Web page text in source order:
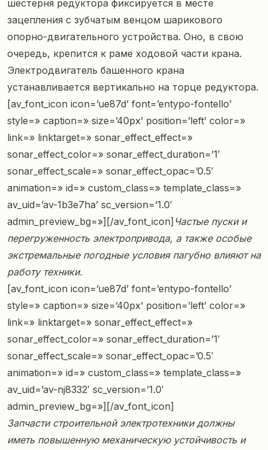
шестерня редуктора фиксируется в месте
зацепления с зубчатым венцом шарикового
опорно-двигательного устройства. Оно, в свою
очередь, крепится к раме ходовой части крана.
Электродвигатель башенного крана
устанавливается вертикально на торце редуктора.
[av_font_icon icon=’ue87d’ font=’entypo-fontello’
style=» caption=» size=’40px’ position=’left’ color=»
link=» linktarget=» sonar_effect_effect=»
sonar_effect_color=» sonar_effect_duration=’1′
sonar_effect_scale=» sonar_effect_opac=’0.5′
animation=» id=» custom_class=» template_class=»
av_uid=’av-1b3e7ha’ sc_version=’1.0′
admin_preview_bg=»][/av_font_icon] Частые пуски и
перегруженность электропривода, а также особые
экстремальные погодные условия пагубно влияют на
работу техники.
[av_font_icon icon=’ue87d’ font=’entypo-fontello’
style=» caption=» size=’40px’ position=’left’ color=»
link=» linktarget=» sonar_effect_effect=»
sonar_effect_color=» sonar_effect_duration=’1′
sonar_effect_scale=» sonar_effect_opac=’0.5′
animation=» id=» custom_class=» template_class=»
av_uid=’av-nj8332′ sc_version=’1.0′
admin_preview_bg=»][/av_font_icon]
Запчасти строительной электротехники должны
иметь повышенную механическую устойчивость и